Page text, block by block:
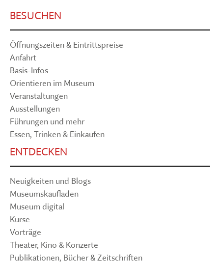
BESUCHEN
Öffnungszeiten & Eintrittspreise
Anfahrt
Basis-Infos
Orientieren im Museum
Veranstaltungen
Ausstellungen
Führungen und mehr
Essen, Trinken & Einkaufen
ENTDECKEN
Neuigkeiten und Blogs
Museumskaufladen
Museum digital
Kurse
Vorträge
Theater, Kino & Konzerte
Publikationen, Bücher & Zeitschriften